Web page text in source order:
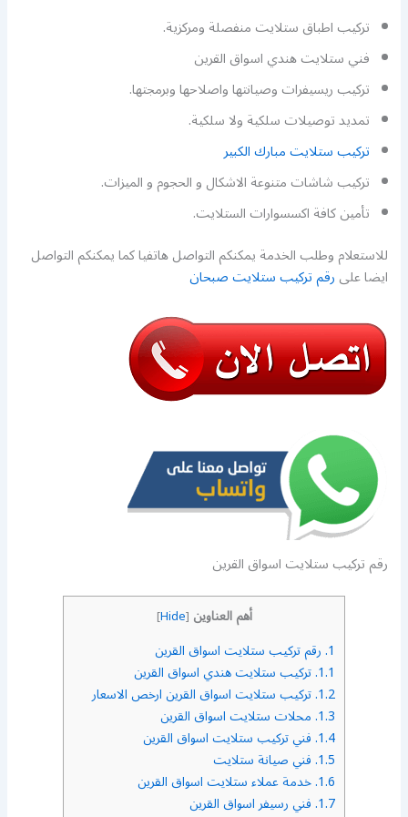
تركيب اطباق ستلايت منفصلة ومركزية.
فني ستلايت هندي اسواق القرين
تركيب ريسيفرات وصيانتها واصلاحها وبرمجتها.
تمديد توصيلات سلكية ولا سلكية.
تركيب ستلايت مبارك الكبير
تركيب شاشات متنوعة الاشكال و الحجوم و الميزات.
تأمين كافة اكسسوارات الستلايت.
للاستعلام وطلب الخدمة يمكنكم التواصل هاتفيا كما يمكنكم التواصل
ايضا علىرقم تركيب ستلايت صبحان
رقم تركيب ستلايت اسواق القرين
أهم العناوين [
Hide
]
1. رقم تركيب ستلايت اسواق القرين
1.1. تركيب ستلايت هندي اسواق القرين
1.2. تركيب ستلايت اسواق القرين ارخص الاسعار
1.3. محلات ستلايت اسواق القرين
1.4. فني تركيب ستلايت اسواق القرين
1.5. فني صيانة ستلايت
1.6. خدمة عملاء ستلايت اسواق القرين
1.7. فني رسيفر اسواق القرين